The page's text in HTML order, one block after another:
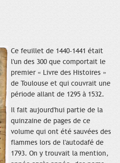
Ce feuillet de 1440-1441 était
l'un des 300 que comportait le
premier « Livre des Histoires »
de Toulouse et qui couvrait une
période allant de 1295 à 1532.
Il fait aujourd'hui partie de la
quinzaine de pages de ce
volume qui ont été sauvées des
flammes lors de l'autodafé de
1793. On y trouvait la mention,